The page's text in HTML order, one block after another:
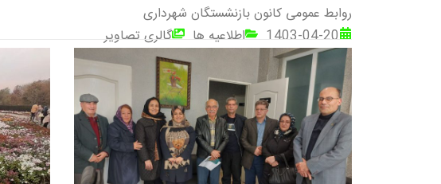
روابط عمومی کانون بازنشستگان شهرداری
1403-04-20
اطلاعیه ها گالری تصاویر